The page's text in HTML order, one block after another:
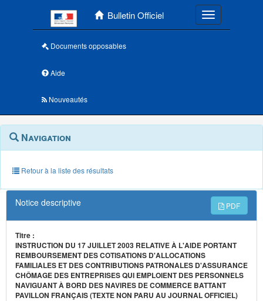
Bulletin Officiel Toggle
Documents opposables
Aide
Nouveautés
Navigation
outils
annexes
Menu
contextuel
Navigation
Retour à la liste des résultats
Notice descriptive PDF
Titre :
INSTRUCTION DU 17 JUILLET 2003 RELATIVE À L'AIDE PORTANT
REMBOURSEMENT DES COTISATIONS D'ALLOCATIONS
FAMILIALES ET DES CONTRIBUTIONS PATRONALES D'ASSURANCE
CHÔMAGE DES ENTREPRISES QUI EMPLOIENT DES PERSONNELS
NAVIGUANT À BORD DES NAVIRES DE COMMERCE BATTANT
PAVILLON FRANÇAIS (TEXTE NON PARU AU JOURNAL OFFICIEL)